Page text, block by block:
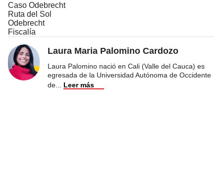
Caso Odebrecht
Ruta del Sol
Odebrecht
Fiscalía
Laura Maria Palomino Cardozo
Laura Palomino nació en Cali (Valle del Cauca) es
egresada de la Universidad Autónoma de Occidente
de
Leer más